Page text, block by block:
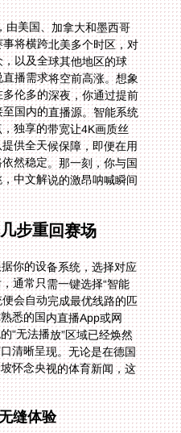
由美国、加拿大和墨西哥
将横跨北美多个时区，对
以及全球其他地区的球
播需求将空前高涨。想象
伦多的深夜，你通过提前
国内的直播源。智能系统
独享的带宽让4K画质丝
供全天候保障，即便在用
然稳定。那一刻，你与国
中文解说的激昂呐喊瞬间
步重回赛场
你的设备系统，选择对应
通常只需一键选择“智能
会自动完成最优线路的匹
熟悉的国内直播App或网
“无法播放”区域已经焕然
清晰呈现。无论是在德国
怀念央视的体育新闻，这
缝体验